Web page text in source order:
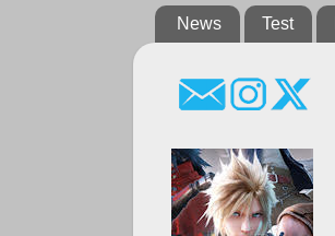
News Test